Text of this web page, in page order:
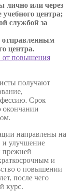
лично или через
учебного центра;
службой за
отправленным
центра.
от повышения
получают
Срок
окончании
направлены на
и улучшение
прежней
и
о повышении
после чего
курс.